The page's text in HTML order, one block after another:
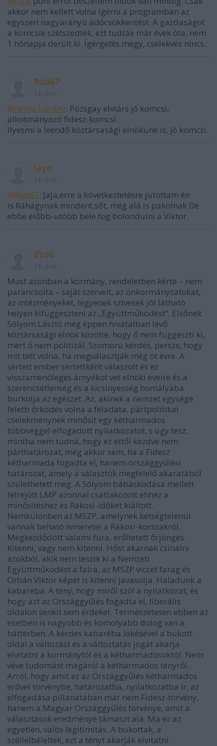
akkor nem kellett volna ígérni a programban az
egyszeri nagyarányú adócsökkentést. A gazdaságot
a komcsik szétszedték, ezt tudták már évek óta, nem
1 hónapja derült ki. Ígérgetés megy, cselekvés nincs.
Rob67
@néma bárány: Pozsgay elvtárs jó komcsi,
alkotmányozó fidesz-komcsi.
Ilyesmi a leendő köztársasági elnökünk is, jó komcsi.
layo
@Rob67: Jaja,erre a következtetésre jutottam én
is.Ráhagynak mindent,sőt, még alá is pakolnak.De
ebbe előbb-utóbb bele fog bolondulni a Viktor.
Zsoo
Most azonban a kormány, rendeletben kérte – nem
parancsolta – saját szerveit, az önkormányzatokat,
az intézményeket, legyenek szívesek jól látható
helyen kifüggeszteni az „Együttműködést”. Elsőnek
Sólyom László még éppen hivatalban lévő
köztársasági elnök közölte, hogy ő nem függeszti ki,
mert ő nem politizál. Szomorú kérdés, persze, hogy
mit tett volna, ha megválasztják még öt évre. A
sértett ember sértettként válaszolt és ez
visszamenőleges árnyékot vet elnöki éveire és a
szerencsétlenség és a kicsinyesség homályába
burkolja az egészet. Az, akinek a nemzet egysége
feletti őrködés volna a feladata, pártpolitikai
cselekménynek minősít egy kétharmados
többséggel elfogadott nyilatkozatot, s úgy tesz,
mintha nem tudná, hogy ez ettől kezdve nem
párthatározat, még akkor sem, ha a Fidesz
kétharmada fogadta el, hanem országgyűlési
határozat, amely a választók megfelelő akaratából
születhetett meg. A Sólyom bábáskodása mellett
létrejött LMP azonnal csatlakozott ehhez a
minősítéshez és Rákosi-időket kiáltott.
Nemkülönben az MSZP, amelynek kétségtelenül
vannak beható ismeretei a Rákosi-korszakról.
Megkezdődött valami fura, erőltetett őrjöngés.
Kitenni, vagy nem kitenni. Hőst akarnak csinálni
azokból, akik nem teszik ki a Nemzeti
Együttműködést a falra, az MSZP viccet farag és
Orbán Viktor képét is kitenni javasolja. Haladunk a
kabaréba. A tény, hogy miről szól a nyilatkozat, és
hogy azt az Országgyűlés fogadta el, liberális
oldalon senkit sem érdekel. Természetesen ebben az
esetben is nagyobb és komolyabb dolog van a
háttérben. A kérdés kabaréba lökésével a bukott
oldal a változást és a változtatás jogát akarja
elvitatni a kormánytól és a kétharmadosoktól. Nem
véve tudomást magáról a kétharmados tényről.
Arról, hogy amit ez az Országgyűlés kétharmados
erővel törvénybe, határozatba, nyilatkozatba ír, az
elfogadása pillanatában már nem Fidesz-törvény,
hanem a Magyar Országgyűlés törvénye, amit a
választások eredménye támaszt alá. Ma ez az
egyetlen, valós legitimitás. A bukottak, a
széllelbéleltek, ezt a tényt akarják elvitatni.